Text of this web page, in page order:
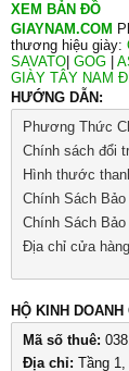
XEM BẢN ĐỒ
GIAYNAM.COM
thương hiệu giày:
SAVATO GOG
GIÀY TÂY NAM
HƯỚNG DẪN:
Phương Thức
Chính sách đổi
Hình thước
Chính Sách Bảo
Chính Sách Bảo
Địa chỉ cửa hàng
HỘ KINH
Mã số thuê:
Địa chỉ: Tầng